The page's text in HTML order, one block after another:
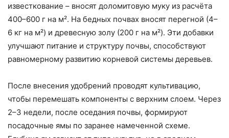
известкование – вносят доломитовую муку из расчёта
400–600 г на м². На бедных почвах вносят перегной (4–
6 кг на м²) и древесную золу (200 г на м²). Эти добавки
улучшают питание и структуру почвы, способствуют
равномерному развитию корневой системы деревьев.
После внесения удобрений проводят культивацию,
чтобы перемешать компоненты с верхним слоем. Через
2–3 недели, после оседания почвы, формируют
посадочные ямы по заранее намеченной схеме.